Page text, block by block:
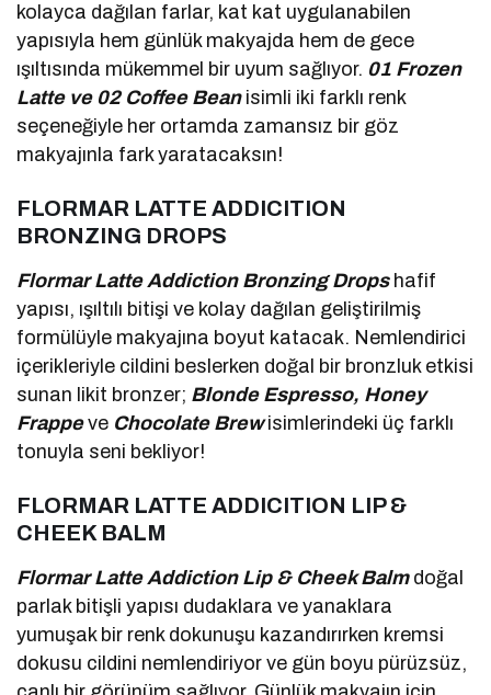
kolayca dağılan farlar, kat kat uygulanabilen
yapısıyla hem günlük makyajda hem de gece
ışıltısında mükemmel bir uyum sağlıyor. 01 Frozen
Latte ve 02 Coffee Beanisimli iki farklı renk
seçeneğiyle her ortamda zamansız bir göz
makyajınla fark yaratacaksın!
FLORMAR LATTE ADDICITION
BRONZING DROPS
Flormar Latte Addiction Bronzing Dropshafif
yapısı, ışıltılı bitişi ve kolay dağılan geliştirilmiş
formülüyle makyajına boyut katacak. Nemlendirici
içerikleriyle cildini beslerken doğal bir bronzluk etkisi
sunan likit bronzer; Blonde Espresso, Honey
Frappeve Chocolate Brewisimlerindeki üç farklı
tonuyla seni bekliyor!
FLORMAR LATTE ADDICITION LIP &
CHEEK BALM
Flormar Latte Addiction Lip & Cheek Balmdoğal
parlak bitişli yapısı dudaklara ve yanaklara
yumuşak bir renk dokunuşu kazandırırken kremsi
dokusu cildini nemlendiriyor ve gün boyu pürüzsüz,